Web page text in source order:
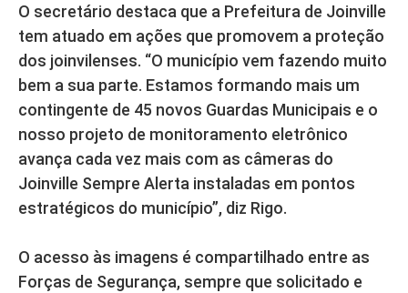
O secretário destaca que a Prefeitura de Joinville
tem atuado em ações que promovem a proteção
dos joinvilenses. “O município vem fazendo muito
bem a sua parte. Estamos formando mais um
contingente de 45 novos Guardas Municipais e o
nosso projeto de monitoramento eletrônico
avança cada vez mais com as câmeras do
Joinville Sempre Alerta instaladas em pontos
estratégicos do município”, diz Rigo.
O acesso às imagens é compartilhado entre as
Forças de Segurança, sempre que solicitado e